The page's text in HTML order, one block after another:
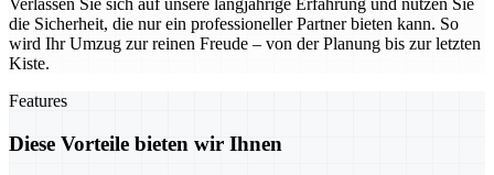
Verlassen Sie sich auf unsere langjährige Erfahrung und nutzen Sie
die Sicherheit, die nur ein professioneller Partner bieten kann. So
wird Ihr Umzug zur reinen Freude – von der Planung bis zur letzten
Kiste.
Features
Diese Vorteile bieten wir Ihnen